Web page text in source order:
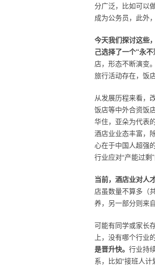
分广泛，比如可以
成为公务员，此外
今天我们探讨这些
己选择了一个“永不
店，形态不断演变
旅行活动存在，饭
从发展历程来看，
饭店等中外合资饭
华住，亚朵为代表
酒店业业态丰富，
心在于中国人超强
行业应对“产能过剩
当前，酒店业对人
店虽数量不算多（
养，另一部分则来
可能有同学或家长
上，没有哪个行业
是晋升快。 行业持
系，比如“接班人计